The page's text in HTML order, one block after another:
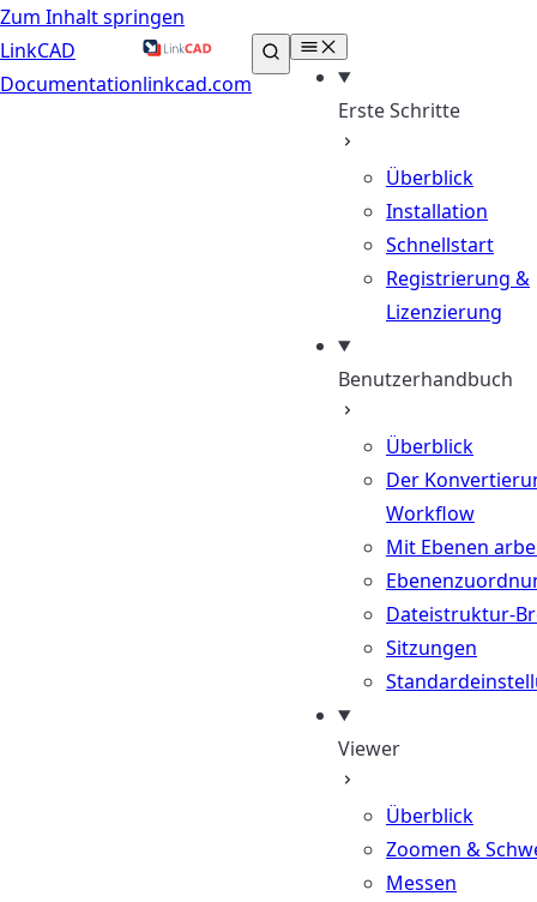
Zum Inhalt springen
LinkCAD
Documentationlinkcad.com
Erste Schritte
Überblick
Installation
Schnellstart
Registrierung &
Lizenzierung
Benutzerhandbuch
Überblick
Der
Workflow
Mit Ebenen
Dateistruktur-
Sitzungen
Viewer
Überblick
Zoomen &
Messen